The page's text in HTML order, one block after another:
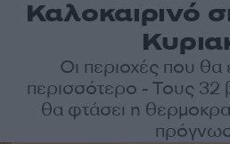
Καλοκαιρινό
Οι περιοχές που
περισσότερο - Τους 32
θα φτάσει η